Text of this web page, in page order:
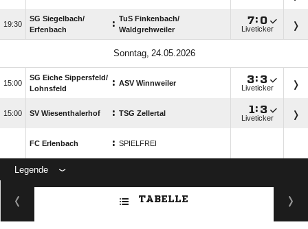

SG Siegelbach/​
Erfenbach
: TuS Finkenbach/​
Waldgrehweiler
: 
Liveticker
 

SG Eiche Sippersfeld/​
Lohnsfeld
: ASV Winnweiler : 
Liveticker
 SV Wiesenthalerhof : TSG Zellertal  : 
Liveticker
FC Erlenbach : SPIELFREI
Legende
ANZEIGE
TABELLE